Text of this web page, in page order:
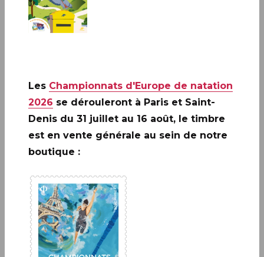
Infos complémentaires :
Bruno GHIRINGHELLI animera une séance de
dédicaces le vendredi 11 octobre de 10h30 à 12h30.
A ne pas rater: 20 ANS DE LA
CRÉATION DE PHILAPOSTE
2006 - 2026 / BLOC
EN SAVOIR PLUS
Les Championnats d'Europe de natation
2026 se dérouleront à Paris et Saint-
Denis du 31 juillet au 16 août, le timbre
est en vente générale au sein de notre
boutique :